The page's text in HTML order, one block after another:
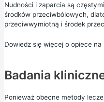
Nudności i zaparcia są
środków przeciwbólowych,
przeciwwymiotną i środek
Dowiedz się więcej o opiece na
Badania
Ponieważ obecne metody